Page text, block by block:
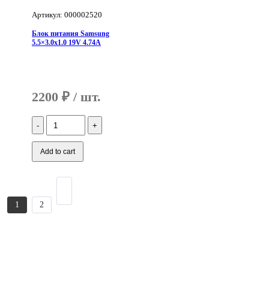
Артикул: 000002520
Блок питания Samsung
5.5×3.0x1.0 19V 4.74A
2200 ₽
Количество
Блок
питания
Samsung
5.5x3.0x1.0
Add to cart
1 2